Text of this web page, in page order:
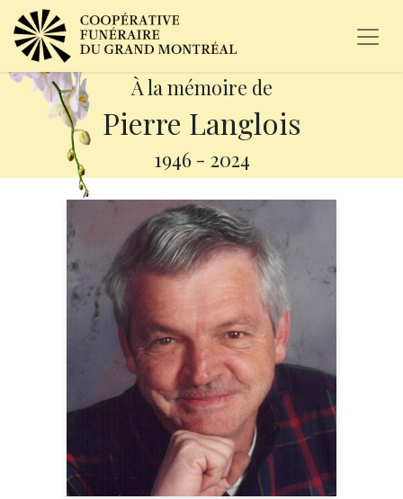
À la mémoire de
Pierre Langlois
1946 - 2024